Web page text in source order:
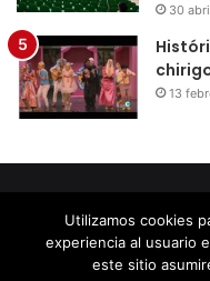
30
13
Utilizamos cookies
experiencia al usuario
este sitio